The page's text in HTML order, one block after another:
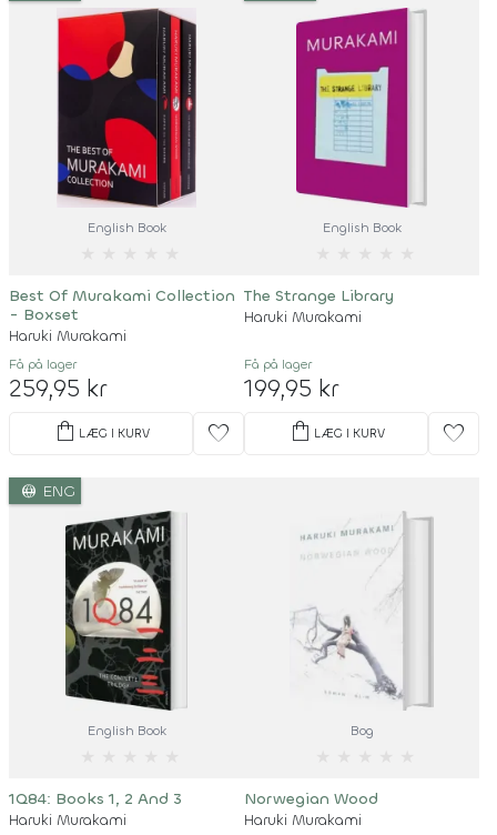
English Book
Best Of Murakami Collection
- Boxset
Haruki Murakami
Få på lager
259,95 kr
shopping_bag LÆG I KURV favorite
English Book
The Strange Library
Haruki Murakami
Få på lager
199,95 kr
shopping_bag LÆG I KURV favorite
language ENG
English Book
1Q84: Books 1, 2 And 3
Haruki Murakami
Bog
Norwegian Wood
Haruki Murakami